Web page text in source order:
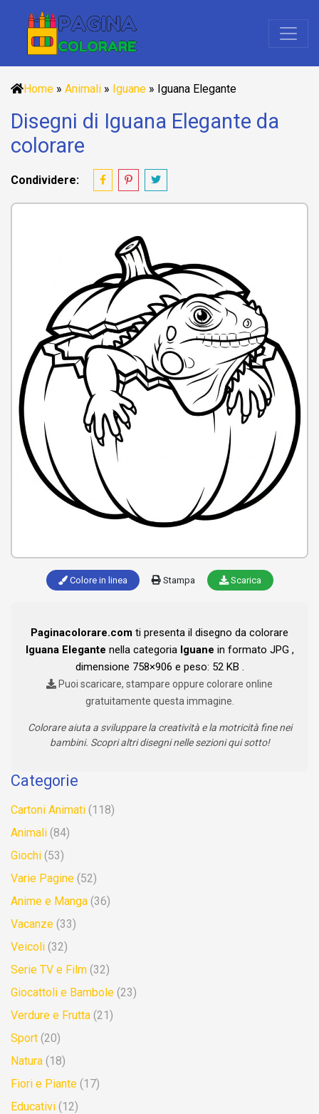
Home » Animali » Iguane » Iguana Elegante
Disegni di Iguana Elegante da
colorare
Condividere:
Colore in linea Stampa Scarica
Paginacolorare.com ti presenta il disegno da colorare
Iguana Elegante nella categoria Iguane in formato JPG ,
dimensione 758×906 e peso: 52 KB .
Puoi scaricare, stampare oppure colorare online
gratuitamente questa immagine.
Colorare aiuta a sviluppare la creatività e la motricità fine nei
bambini. Scopri altri disegni nelle sezioni qui sotto!
Categorie
Cartoni Animati (118)
Animali (84)
Giochi (53)
Varie Pagine (52)
Anime e Manga (36)
Vacanze (33)
Veicoli (32)
Serie TV e Film (32)
Giocattoli e Bambole (23)
Verdure e Frutta (21)
Sport (20)
Natura (18)
Fiori e Piante (17)
Educativi (12)